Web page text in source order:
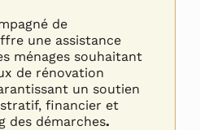
de
une assistance
ménages souhaitant
de rénovation
un soutien
financier et
des démarches.